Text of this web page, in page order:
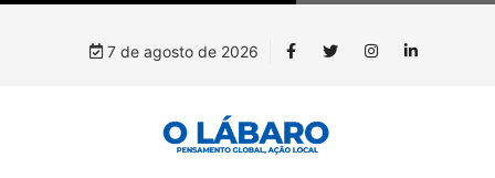
7 de agosto de 2026